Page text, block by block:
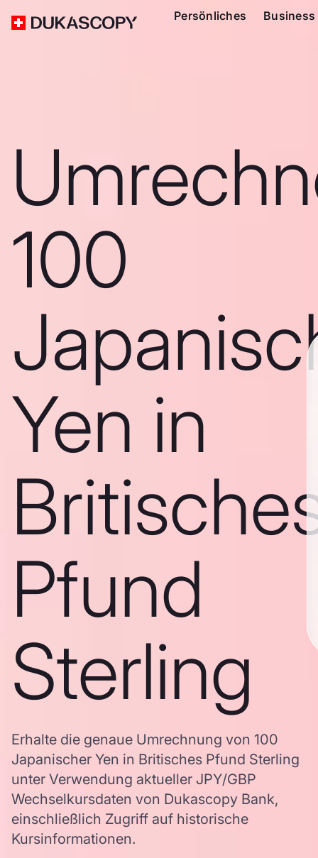
Persönliches Business
100
Yen in
Pfund
Sterling
Erhalte die genaue Umrechnung von 100
Japanischer Yen in Britisches Pfund Sterling
unter Verwendung aktueller JPY/GBP
Wechselkursdaten von Dukascopy Bank,
einschließlich Zugriff auf historische
Kursinformationen.